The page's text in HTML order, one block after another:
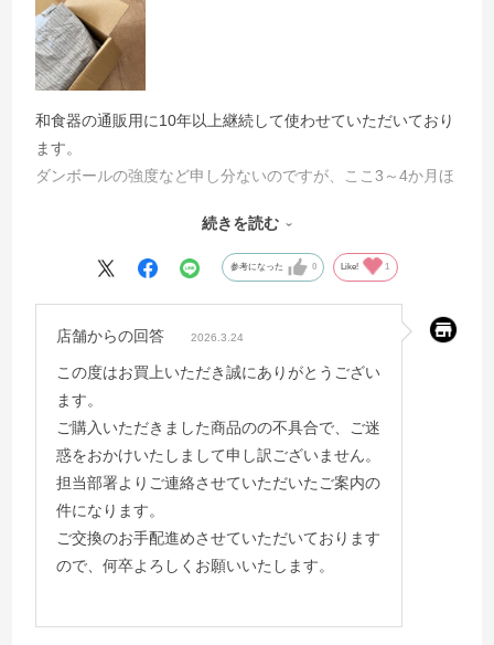
和食器の通販用に10年以上継続して使わせていただいており
ます。
ダンボールの強度など申し分ないのですが、ここ3～4か月ほ
写真のように折り目の入れ方が不完全なものが混在している
ことが目に付くようになりました。
梱包したときに箱の形も少しゆがみがでて、きれいではあり
品質管理の徹底をお願いしたいと思います。
続きを読む
参考になった 0 Like! 1
店舗からの回答 2026.3.24
この度はお買上いただき誠にありがとうござい
ます。
ご購入いただきました商品のの不具合で、ご迷
惑をおかけいたしまして申し訳ございません。
担当部署よりご連絡させていただいたご案内の
件になります。
ご交換のお手配進めさせていただいております
ので、何卒よろしくお願いいたします。